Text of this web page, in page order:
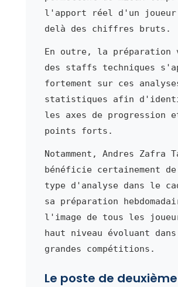
l'apport réel d'un joueur
delà des chiffres bruts.
En outre, la préparation
des staffs techniques
fortement sur ces
statistiques afin
les axes de progression
points forts.
Notamment, Andres Zafra
bénéficie certainement
type d'analyse dans le
sa préparation
l'image de tous les
haut niveau évoluant
grandes compétitions.
Le poste de